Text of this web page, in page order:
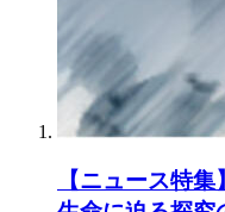
【ニュース特